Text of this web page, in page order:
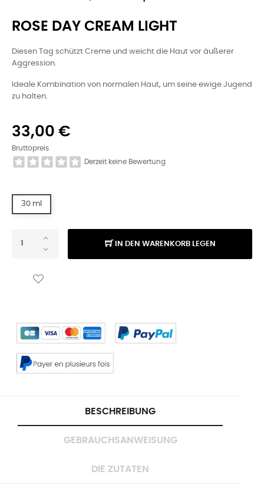
ROSE DAY CREAM LIGHT
Diesen Tag schützt Creme und weicht die Haut vor äußerer
Aggression.
Ideale Kombination von normalen Haut, um seine ewige Jugend
zu halten.
33,00 €
Bruttopreis
Derzeit keine Bewertung
30 ml
IN DEN WARENKORB LEGEN
BESCHREIBUNG
GEBRAUCHSANWEISUNG
DIE ZUTATEN